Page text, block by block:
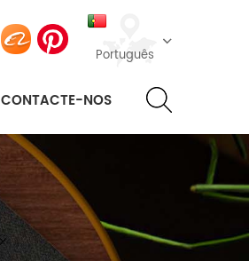
Português
CONTACTE-NOS